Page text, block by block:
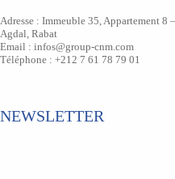
Adresse : Immeuble 35, Appartement 8
Agdal, Rabat
Email : infos@group-cnm.com
Téléphone : +212 7 61 78 79 01
NEWSLETTER